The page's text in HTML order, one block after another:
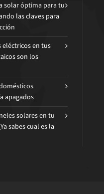
solar óptima para tu
las claves para
eléctricos en tus
son los
apagados
solares en tu
sabes cual es la